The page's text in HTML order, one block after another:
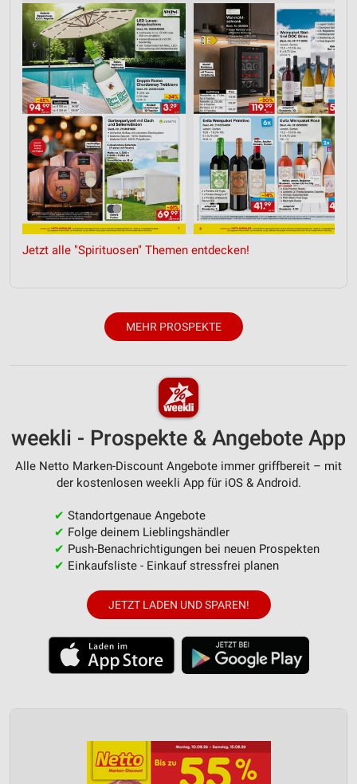
Jetzt alle "Spirituosen" Themen entdecken!
MEHR PROSPEKTE
weekli - Prospekte & Angebote App
Alle Netto Marken-Discount Angebote immer griffbereit – mit
der kostenlosen weekli App für iOS & Android.
✔ Standortgenaue Angebote
✔ Folge deinem Lieblingshändler
✔ Push-Benachrichtigungen bei neuen Prospekten
✔ Einkaufsliste - Einkauf stressfrei planen
JETZT LADEN UND SPAREN!